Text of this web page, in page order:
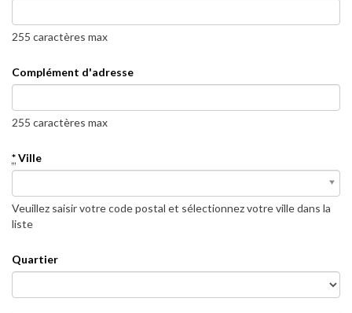
255 caractères max
Complément d'adresse
255 caractères max
*Ville
Ville
Veuillez saisir votre code postal et sélectionnez votre ville dans la
liste
Quartier